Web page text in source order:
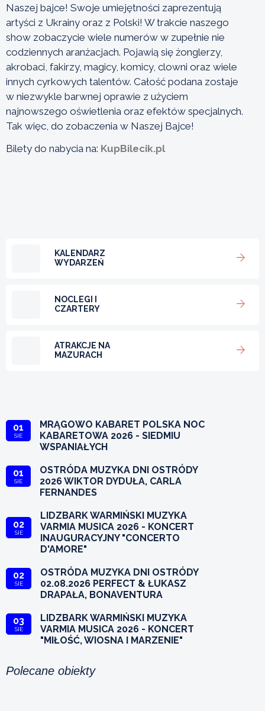
Naszej bajce! Swoje umiejętności zaprezentują
artyści z Ukrainy oraz z Polski! W trakcie naszego
show zobaczycie wiele numerów w zupełnie nie
codziennych aranżacjach. Pojawią się żonglerzy,
akrobaci, fakirzy, magicy, komicy, clowni oraz wiele
innych cyrkowych talentów. Całość podana zostaje
w niezwykle barwnej oprawie z użyciem
najnowszego oświetlenia oraz efektów specjalnych.
Tak więc, do zobaczenia w Naszej Bajce!
Bilety do nabycia na: KupBilecik.pl
KALENDARZ
WYDARZEŃ
NOCLEGI I
CZARTERY
ATRAKCJE NA
MAZURACH
01
SIE
MRĄGOWO KABARET POLSKA NOC
KABARETOWA 2026 - SIEDMIU
WSPANIAŁYCH
01
SIE
OSTRÓDA MUZYKA DNI OSTRÓDY
2026 WIKTOR DYDUŁA, CARLA
FERNANDES
02
SIE
LIDZBARK WARMIŃSKI MUZYKA
VARMIA MUSICA 2026 - KONCERT
INAUGURACYJNY "CONCERTO
D'AMORE"
02
SIE
OSTRÓDA MUZYKA DNI OSTRÓDY
02.08.2026 PERFECT & ŁUKASZ
DRAPAŁA, BONAVENTURA
03
SIE
LIDZBARK WARMIŃSKI MUZYKA
VARMIA MUSICA 2026 - KONCERT
"MIŁOŚĆ, WIOSNA I MARZENIE"
Polecane obiekty